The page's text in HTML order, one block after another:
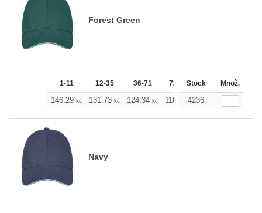
Forest Green
1-11 12-35 36-71 72-143 144-287
Stock Množ.
146.29 kč 131.73 kč 124.34 kč 116.94kč 109.78
4236
Navy